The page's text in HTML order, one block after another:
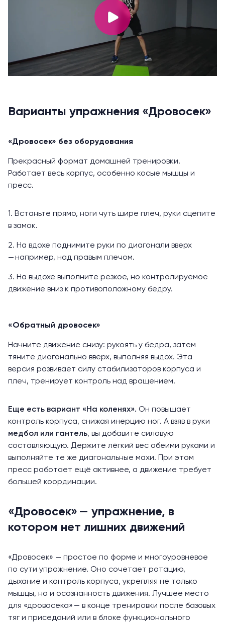
Варианты упражнения «Дровосек»
«Дровосек» без оборудования
Прекрасный формат домашней тренировки.
Работает весь корпус, особенно косые мышцы и
пресс.
1. Встаньте прямо, ноги чуть шире плеч, руки сцепите
в замок.
2. На вдохе поднимите руки по диагонали вверх
— например, над правым плечом.
3. На выдохе выполните резкое, но контролируемое
движение вниз к противоположному бедру.
«Обратный дровосек»
Начните движение снизу: рукоять у бедра, затем
тяните диагонально вверх, выполняя выдох. Эта
версия развивает силу стабилизаторов корпуса и
плеч, тренирует контроль над вращением.
Еще есть вариант «На коленях». Он повышает
контроль корпуса, снижая инерцию ног. А взяв в руки
медбол или гантель, вы добавите силовую
составляющую. Держите лёгкий вес обеими руками и
выполняйте те же диагональные махи. При этом
пресс работает ещё активнее, а движение требует
большей координации.
«Дровосек» — упражнение, в
котором нет лишних движений
«Дровосек» — простое по форме и многоуровневое
по сути упражнение. Оно сочетает ротацию,
дыхание и контроль корпуса, укрепляя не только
мышцы, но и осознанность движения. Лучшее место
для «дровосека» — в конце тренировки после базовых
тяг и приседаний или в блоке функционального